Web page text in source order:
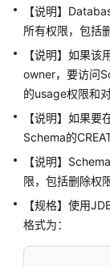
品
介
计
费
说
明
快
速
入
门
【说明】
所有权限，包括
【说明】如果
owner，要访问
的usage权限和
【说明】如果
Schema的
【说明】
限，包括删除权
【规格】使用
格式为：